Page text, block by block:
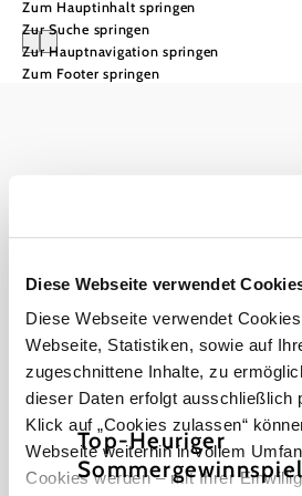
Diese Webseite verwendet
Diese Webseite verwendet
Webseite, Statistiken, sowie auf
zugeschnittene Inhalte, zu
dieser Daten erfolgt ausschließlich
Klick auf „Cookies zulassen“
Webseite weiterhin in vollem
Cookies werden – mit Ihrer
Zum Hauptinhalt springen
Zur Suche springen
Zur Hauptnavigation springen
Zum Footer springen
Top-Heuriger
Copyright © Landesverband für bäuerliche